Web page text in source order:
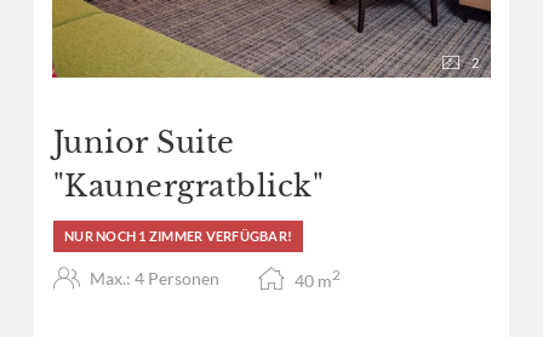
2
Junior Suite
"Kaunergratblick"
NUR NOCH 1 ZIMMER VERFÜGBAR!
Max.: 4 Personen 40 m2